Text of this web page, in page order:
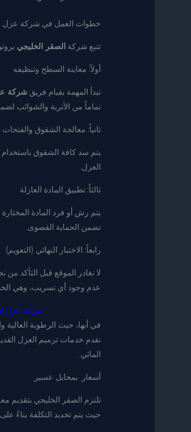
خطوات العمل في شركة عزل
تتبع شركة الصقر الخليجي
أولاً: معاينة السطح وتنظيفه
تبدأ المهمة بقيام فريق شركة
تماماً من الأتربة والشوائب
ثانياً: معالجة الشقوق والفتحات
يتم سد كافة الشقوق
العزل.
ثالثاً: تطبيق المادة العازلة
يتم رش أو فرد المادة
تضمن الحماية القصوى.
رابعاً: الاختبار النهائي (التعويم)
عدم وجود أي تسريب، وهي
شركة عزل
في أبها، حيث الرطوبة
نقدم خدمات ترميم العزل
المائي.
أسعار بمحايل عسير
تلتزم الصقر الخليجي بتقديم
حيث يتم تحديد التكلفة بناءً